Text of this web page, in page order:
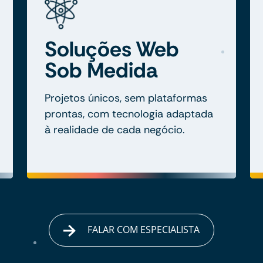
Soluções Web
Sob Medida
Projetos únicos, sem plataformas
prontas, com tecnologia adaptada
à realidade de cada negócio.
FALAR COM ESPECIALISTA